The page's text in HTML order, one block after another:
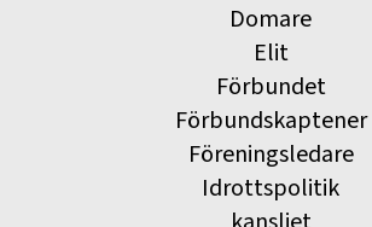
Domare
Elit
Förbundet
Förbundskaptener
Föreningsledare
Idrottspolitik